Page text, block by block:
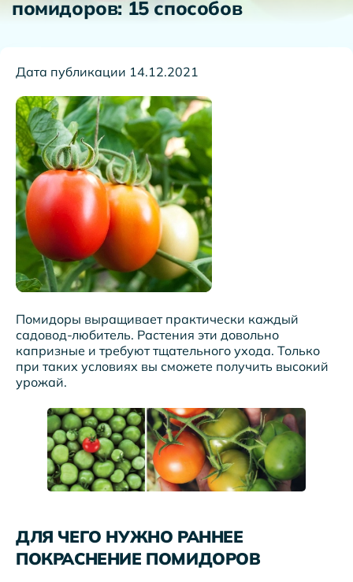
помидоров: 15 способов
Дата публикации 14.12.2021
Помидоры выращивает практически каждый
садовод-любитель. Растения эти довольно
капризные и требуют тщательного ухода. Только
при таких условиях вы сможете получить высокий
урожай.
ДЛЯ ЧЕГО НУЖНО РАННЕЕ
ПОКРАСНЕНИЕ ПОМИДОРОВ